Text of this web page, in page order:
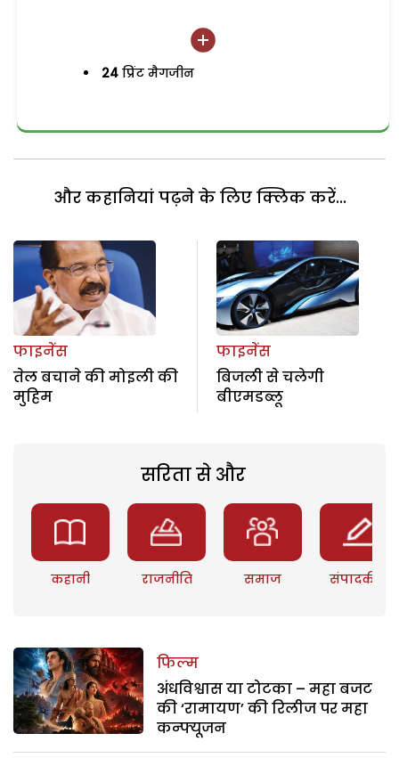
24 प्रिंट मैगजीन
और कहानियां पढ़ने के लिए क्लिक करें...
फाइनेंस
तेल बचाने की मोइली की
मुहिम
फाइनेंस
बिजली से चलेगी
बीएमडब्लू
सरिता से और
कहानी राजनीति समाज संपादकीय
फिल्म
अंधविश्वास या टोटका – महा बजट
की ‘रामायण’ की रिलीज पर महा
कन्फ्यूजन